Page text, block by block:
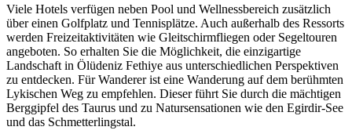
Viele Hotels verfügen neben Pool und Wellnessbereich zusätzlich
über einen Golfplatz und Tennisplätze. Auch außerhalb des Ressorts
werden Freizeitaktivitäten wie Gleitschirmfliegen oder Segeltouren
angeboten. So erhalten Sie die Möglichkeit, die einzigartige
Landschaft in Ölüdeniz Fethiye aus unterschiedlichen Perspektiven
zu entdecken. Für Wanderer ist eine Wanderung auf dem berühmten
Lykischen Weg zu empfehlen. Dieser führt Sie durch die mächtigen
Berggipfel des Taurus und zu Natursensationen wie den Egirdir-See
und das Schmetterlingstal.